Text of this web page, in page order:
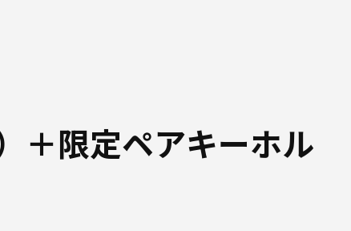
＋限定ペアキーホル